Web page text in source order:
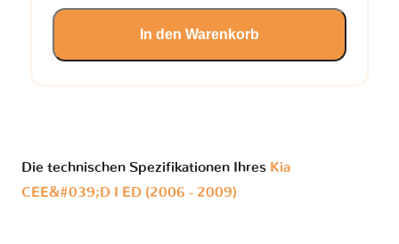
In den Warenkorb
Die technischen Spezifikationen Ihres Kia
CEE&#039;D I ED (2006 - 2009)